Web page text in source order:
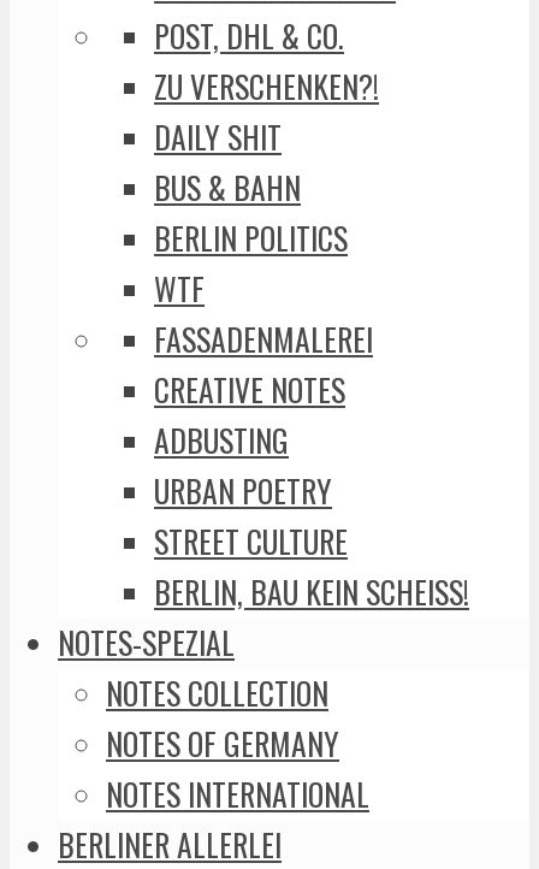
POST, DHL & CO.
ZU VERSCHENKEN?!
DAILY SHIT
BUS & BAHN
BERLIN POLITICS
WTF
FASSADENMALEREI
CREATIVE NOTES
ADBUSTING
URBAN POETRY
STREET CULTURE
BERLIN, BAU KEIN SCHEISS!
NOTES-SPEZIAL
NOTES COLLECTION
NOTES OF GERMANY
NOTES INTERNATIONAL
BERLINER ALLERLEI